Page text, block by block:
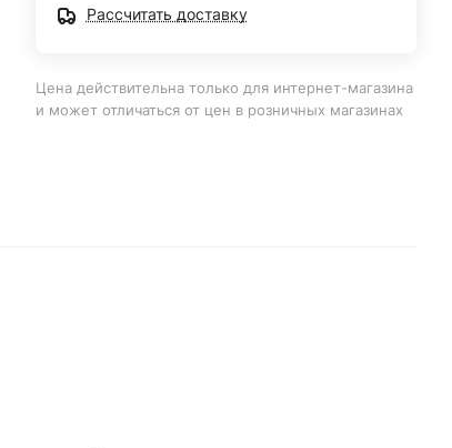
Рассчитать доставку
Цена действительна только для интернет-магазина
и может отличаться от цен в розничных магазинах